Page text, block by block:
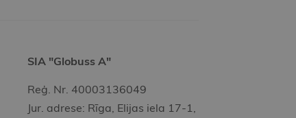
SIA "Globuss A"
Reģ. Nr. 40003136049
Jur. adrese: Rīga, Elijas iela 17-1,